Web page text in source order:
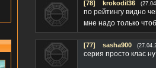
[78] krokodil36
по рейтингу видно
мне надо только
[77] sasha900
серия просто клас